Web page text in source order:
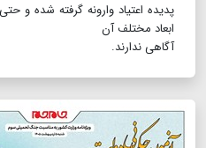
پدیده اعتیاد وارونه گرفته شده و
ابعاد مختلف آن
آگاهی ندارند.